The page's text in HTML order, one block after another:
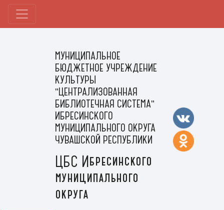
МУНИЦИПАЛЬНОЕ
БЮДЖЕТНОЕ УЧРЕЖДЕНИЕ
КУЛЬТУРЫ
"ЦЕНТРАЛИЗОВАННАЯ
БИБЛИОТЕЧНАЯ СИСТЕМА"
ИБРЕСИНСКОГО
МУНИЦИПАЛЬНОГО ОКРУГА
ЧУВАШСКОЙ РЕСПУБЛИКИ
ЦБС Ибресинского
муниципального
округа